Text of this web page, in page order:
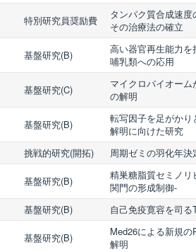
特別研究員奨励費
タンパク質合成速
その治療法の確立
基盤研究(B)
高い器官再生能力を
哺乳類への応用
基盤研究(C)
マイクロバイオー
の解明
基盤研究(B)
転写因子を足がか
解明に向けた研究
挑戦的研究(開拓) 周期ゼミの羽化年
基盤研究(B)
精巣糖脂質セミノ
関門の形成制御-
基盤研究(B) 自己免疫寛容を司
基盤研究(B)
Med26による新規
解明